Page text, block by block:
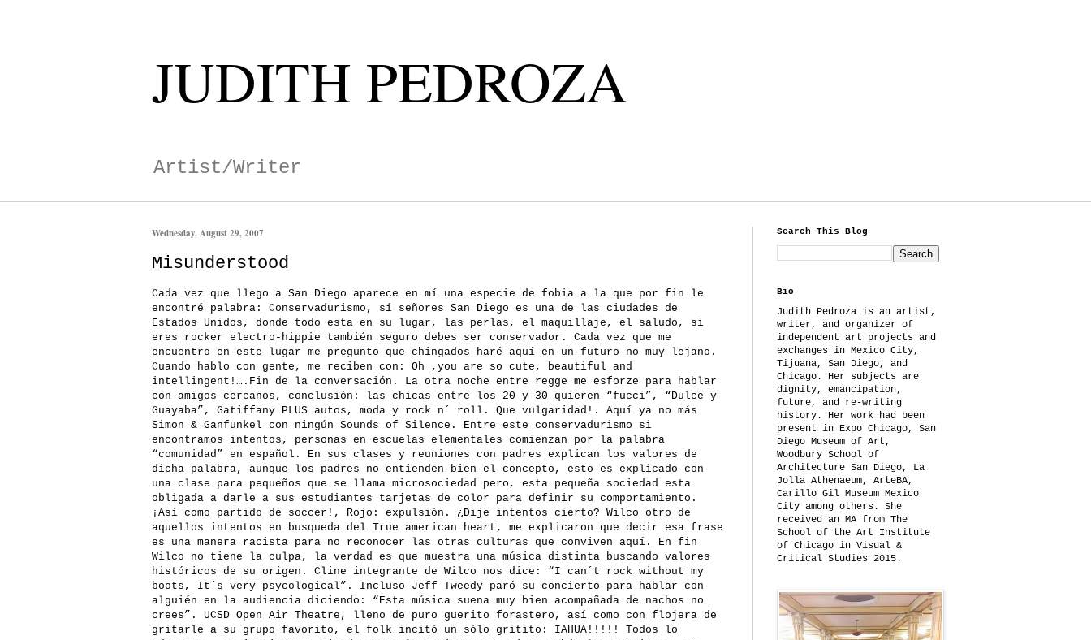
JUDITH PEDROZA
Artist/Writer
Wednesday, August 29, 2007
Misunderstood
Cada vez que llego a San Diego aparece en mí una especie de fobia a la que por fin le
encontré palabra: Conservadurismo, sí señores San Diego es una de las ciudades de
Estados Unidos, donde todo esta en su lugar, las perlas, el maquillaje, el saludo, si
eres rocker electro-hippie también seguro debes ser conservador. Cada vez que me
encuentro en este lugar me pregunto que chingados haré aquí en un futuro no muy lejano.
Cuando hablo con gente, me reciben con: Oh ,you are so cute, beautiful and
intellingent!….Fin de la conversación. La otra noche entre regge me esforze para hablar
con amigos cercanos, conclusión: las chicas entre los 20 y 30 quieren “fucci”, “Dulce y
Guayaba”, Gatiffany PLUS autos, moda y rock n´ roll. Que vulgaridad!. Aquí ya no más
Simon & Ganfunkel con ningún Sounds of Silence. Entre este conservadurismo si
encontramos intentos, personas en escuelas elementales comienzan por la palabra
“comunidad” en español. En sus clases y reuniones con padres explican los valores de
dicha palabra, aunque los padres no entienden bien el concepto, esto es explicado con
una clase para pequeños que se llama microsociedad pero, esta pequeña sociedad esta
obligada a darle a sus estudiantes tarjetas de color para definir su comportamiento.
¡Así como partido de soccer!, Rojo: expulsión. ¿Dije intentos cierto? Wilco otro de
aquellos intentos en busqueda del True american heart, me explicaron que decir esa frase
es una manera racista para no reconocer las otras culturas que conviven aquí. En fin
Wilco no tiene la culpa, la verdad es que muestra una música distinta buscando valores
históricos de su origen. Cline integrante de Wilco nos dice: “I can´t rock without my
boots, It´s very psycological”. Incluso Jeff Tweedy paró su concierto para hablar con
alguién en la audiencia diciendo: “Esta música suena muy bien acompañada de nachos no
crees”. UCSD Open Air Theatre, lleno de puro guerito forastero, así como con flojera de
gritarle a su grupo favorito, el folk incitó un sólo gritito: IAHUA!!!!! Todos lo
Search This Blog
Bio
Judith Pedroza is an artist,
writer, and organizer of
independent art projects and
exchanges in Mexico City,
Tijuana, San Diego, and
Chicago. Her subjects are
dignity, emancipation,
future, and re-writing
history. Her work had been
present in Expo Chicago, San
Diego Museum of Art,
Woodbury School of
Architecture San Diego, La
Jolla Athenaeum, ArteBA,
Carillo Gil Museum Mexico
City among others. She
received an MA from The
School of the Art Institute
of Chicago in Visual &
Critical Studies 2015.